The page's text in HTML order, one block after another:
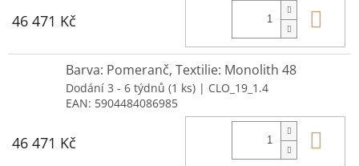
46 471 Kč
Barva: Pomeranč, Textilie: Monolith 48
Dodání 3 - 6 týdnů (1 ks) | CLO_19_1.4
EAN: 5904484086985
46 471 Kč